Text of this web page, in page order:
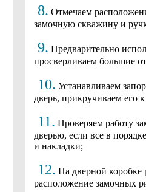
8. Отмечаем
замочную скважину и
9. Предварительно
просверливаем большие
10. Устанавливаем
дверь, прикручиваем его
11. Проверяем работу
дверью, если все в
и накладки;
12. На дверной коробке
расположение замочных